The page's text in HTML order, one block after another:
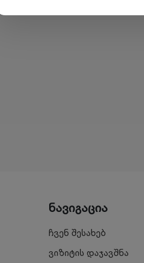
ნავიგაცია
ჩვენ შესახებ
ვიზიტის დაჯავშნა